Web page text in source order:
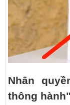
Nhân
thông